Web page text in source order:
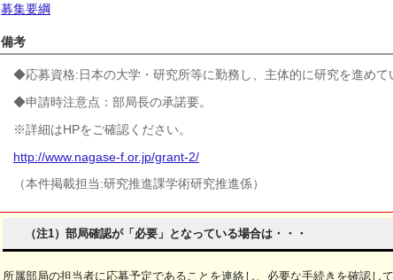
募集要綱
備考
◆応募資格:日本の大学・研究所等に勤務し、主体的に研究を進めて
◆申請時注意点：部局長の承諾要。
※詳細はHPをご確認ください。
http://www.nagase-f.or.jp/grant-2/
（本件掲載担当:研究推進課学術研究推進係）
（注1）部局確認が「必要」となっている場合は・・・
所属部局の担当者に応募予定であることを連絡し、必要な手続きを確認し